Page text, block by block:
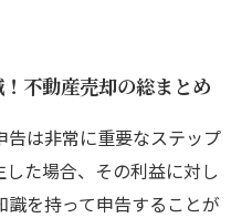
不動産売却の総まとめ
は非常に重要なステップ
た場合、その利益に対し
を持って申告することが